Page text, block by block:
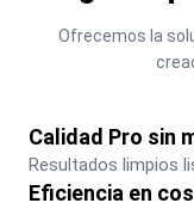
Ofrecemos la
Calidad Pro sin
Resultados limpios
Eficiencia en